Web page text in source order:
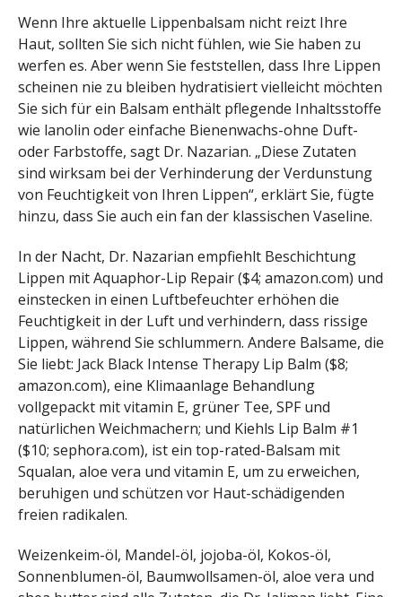
Wenn Ihre aktuelle Lippenbalsam nicht reizt Ihre
Haut, sollten Sie sich nicht fühlen, wie Sie haben zu
werfen es. Aber wenn Sie feststellen, dass Ihre Lippen
scheinen nie zu bleiben hydratisiert vielleicht möchten
Sie sich für ein Balsam enthält pflegende Inhaltsstoffe
wie lanolin oder einfache Bienenwachs-ohne Duft-
oder Farbstoffe, sagt Dr. Nazarian. „Diese Zutaten
sind wirksam bei der Verhinderung der Verdunstung
von Feuchtigkeit von Ihren Lippen“, erklärt Sie, fügte
hinzu, dass Sie auch ein fan der klassischen Vaseline.
In der Nacht, Dr. Nazarian empfiehlt Beschichtung
Lippen mit Aquaphor-Lip Repair ($4; amazon.com) und
einstecken in einen Luftbefeuchter erhöhen die
Feuchtigkeit in der Luft und verhindern, dass rissige
Lippen, während Sie schlummern. Andere Balsame, die
Sie liebt: Jack Black Intense Therapy Lip Balm ($8;
amazon.com), eine Klimaanlage Behandlung
vollgepackt mit vitamin E, grüner Tee, SPF und
natürlichen Weichmachern; und Kiehls Lip Balm #1
($10; sephora.com), ist ein top-rated-Balsam mit
Squalan, aloe vera und vitamin E, um zu erweichen,
beruhigen und schützen vor Haut-schädigenden
freien radikalen.
Weizenkeim-öl, Mandel-öl, jojoba-öl, Kokos-öl,
Sonnenblumen-öl, Baumwollsamen-öl, aloe vera und